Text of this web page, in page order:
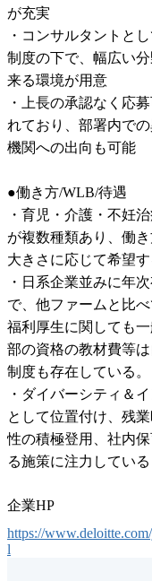
が充実
・コンサルタントと
制度の下で、幅広い
来る環境が用意
・上長の承認なく応
れており、部署内で
機関への出向も可能
●働き方/WLB/待遇
・育児・介護・不妊
が複数種類あり、働
大きさに応じて希望
・日系企業並みに年
で、他ファームと比
福利厚生に関しても
部の資格の教材費等
制度も存在している。
・ダイバーシティ＆
として位置付け、残
性の積極登用、社内
る施策に注力している
企業HP
https://
l